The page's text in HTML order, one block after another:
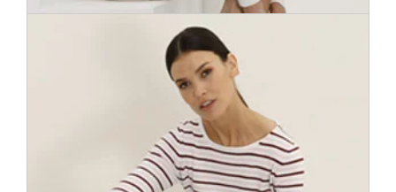
Шерсти – да! Пушистые, теплые и уютные – такими
должны быть вязаные вещи, чтобы хорошо себя
чувствовать. Кардиган оверсайз в качестве верхней
одежды или прилегающий свитер для элегантного образа
– правильно подобранная вязаная вещь будет не только
комфортна, но и будет отлично выглядеть.